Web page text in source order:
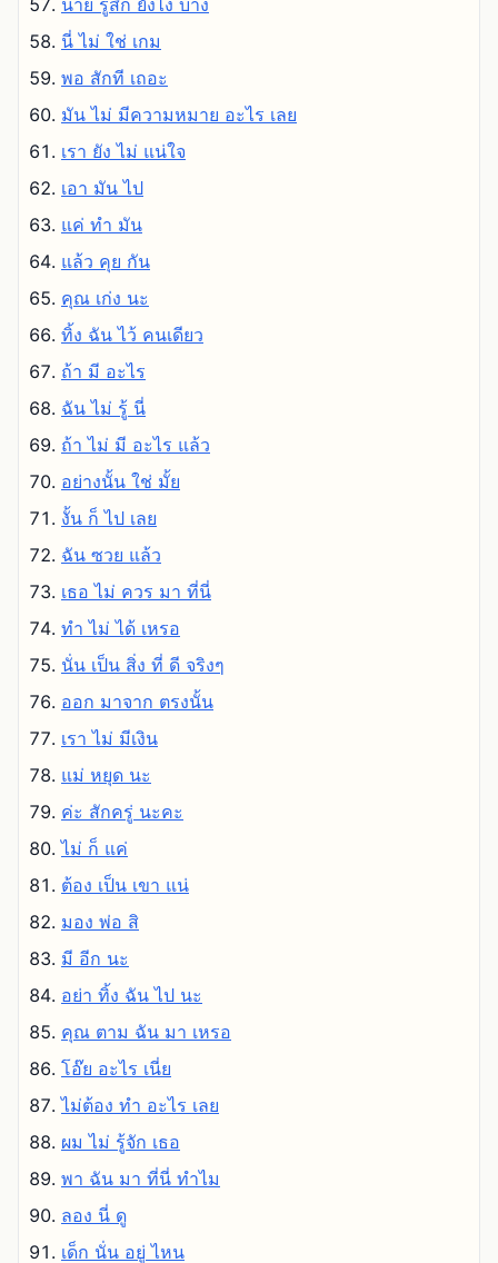
นาย รู้สึก ยังไง บ้าง
นี่ ไม่ ใช่ เกม
พอ สักที เถอะ
มัน ไม่ มีความหมาย อะไร เลย
เรา ยัง ไม่ แน่ใจ
เอา มัน ไป
แค่ ทํา มัน
แล้ว คุย กัน
คุณ เก่ง นะ
ทิ้ง ฉัน ไว้ คนเดียว
ถ้า มี อะไร
ฉัน ไม่ รู้ นี่
ถ้า ไม่ มี อะไร แล้ว
อย่างนั้น ใช่ มั้ย
งั้น ก็ ไป เลย
ฉัน ซวย แล้ว
เธอ ไม่ ควร มา ที่นี่
ทํา ไม่ ได้ เหรอ
นั่น เป็น สิ่ง ที่ ดี จริงๆ
ออก มาจาก ตรงนั้น
เรา ไม่ มีเงิน
แม่ หยุด นะ
ค่ะ สักครู่ นะคะ
ไม่ ก็ แค่
ต้อง เป็น เขา แน่
มอง พ่อ สิ
มี อีก นะ
อย่า ทิ้ง ฉัน ไป นะ
คุณ ตาม ฉัน มา เหรอ
โอ๊ย อะไร เนี่ย
ไม่ต้อง ทํา อะไร เลย
ผม ไม่ รู้จัก เธอ
พา ฉัน มา ที่นี่ ทําไม
ลอง นี่ ดู
เด็ก นั่น อยู่ ไหน